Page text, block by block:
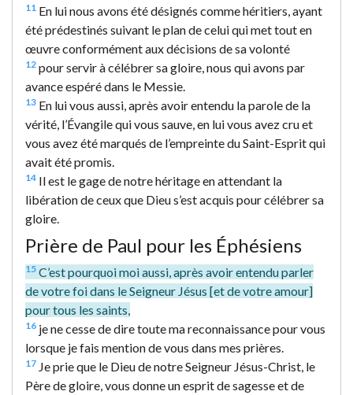
11 En lui nous avons été désignés comme héritiers, ayant
été prédestinés suivant le plan de celui qui met tout en
œuvre conformément aux décisions de sa volonté
12 pour servir à célébrer sa gloire, nous qui avons par
avance espéré dans le Messie.
13 En lui vous aussi, après avoir entendu la parole de la
vérité, l’Évangile qui vous sauve, en lui vous avez cru et
vous avez été marqués de l’empreinte du Saint-Esprit qui
avait été promis.
14 Il est le gage de notre héritage en attendant la
libération de ceux que Dieu s’est acquis pour célébrer sa
gloire.
Prière de Paul pour les Éphésiens
15 C’est pourquoi moi aussi, après avoir entendu parler
de votre foi dans le Seigneur Jésus [et de votre amour]
pour tous les saints,
16 je ne cesse de dire toute ma reconnaissance pour vous
lorsque je fais mention de vous dans mes prières.
17 Je prie que le Dieu de notre Seigneur Jésus-Christ, le
Père de gloire, vous donne un esprit de sagesse et de